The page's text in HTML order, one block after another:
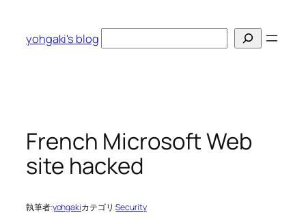
yohgaki's blog
索
French Microsoft Web
site hacked
執筆者:yohgakiカテゴリ:Security